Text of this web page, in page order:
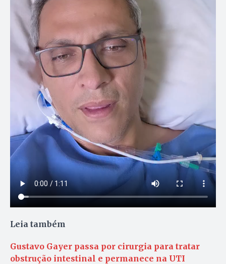
Leia também
Gustavo Gayer passa por cirurgia para tratar
obstrução intestinal e permanece na UTI